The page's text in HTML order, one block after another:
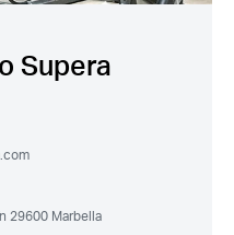
Supera
29600 Marbella